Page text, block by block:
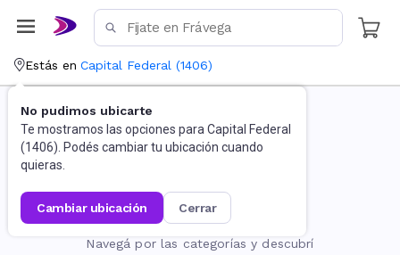
Estás en Capital Federal (1406)
No pudimos ubicarte
Te mostramos las opciones para Capital Federal
(1406). Podés cambiar tu ubicación cuando
quieras.
cambiar ubicación cerrar
La página no existe
Navegá por las categorías y descubrí